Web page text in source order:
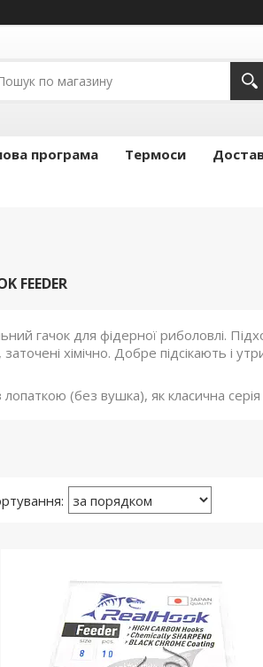
програма Термоси
гачок для фідерної риболовлі.
заточені хімічно. Добре підсікають і
(без вушка), як класична